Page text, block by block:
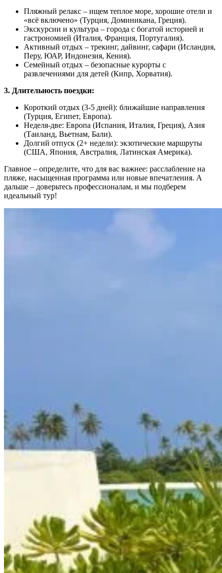
Пляжный релакс – ищем теплое море, хорошие отели и
«всё включено» (Турция, Доминикана, Греция).
Экскурсии и культура – города с богатой историей и
гастрономией (Италия, Франция, Португалия).
Активный отдых – трекинг, дайвинг, сафари (Исландия,
Перу, ЮАР, Индонезия, Кения).
Семейный отдых – безопасные курорты с
развлечениями для детей (Кипр, Хорватия).
3. Длительность поездки:
Короткий отдых (3-5 дней): ближайшие направления
(Турция, Египет, Европа).
Неделя-две: Европа (Испания, Италия, Греция), Азия
(Таиланд, Вьетнам, Бали).
Долгий отпуск (2+ недели): экзотические маршруты
(США, Япония, Австралия, Латинская Америка).
Главное – определите, что для вас важнее: расслабление на
пляже, насыщенная программа или новые впечатления. А
дальше – доверьтесь профессионалам, и мы подберем
идеальный тур!